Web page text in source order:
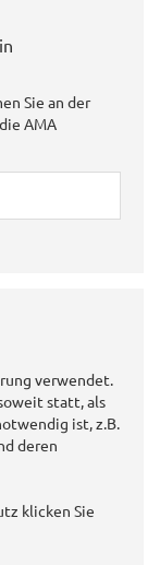
Sie an der
AMA
verwendet.
statt, als
ist, z.B.
deren
klicken Sie